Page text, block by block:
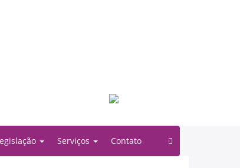
Serviços Contato